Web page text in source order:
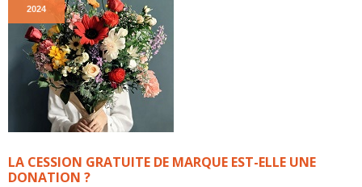
LA CESSION GRATUITE DE MARQUE EST-ELLE UNE
DONATION ?
2024